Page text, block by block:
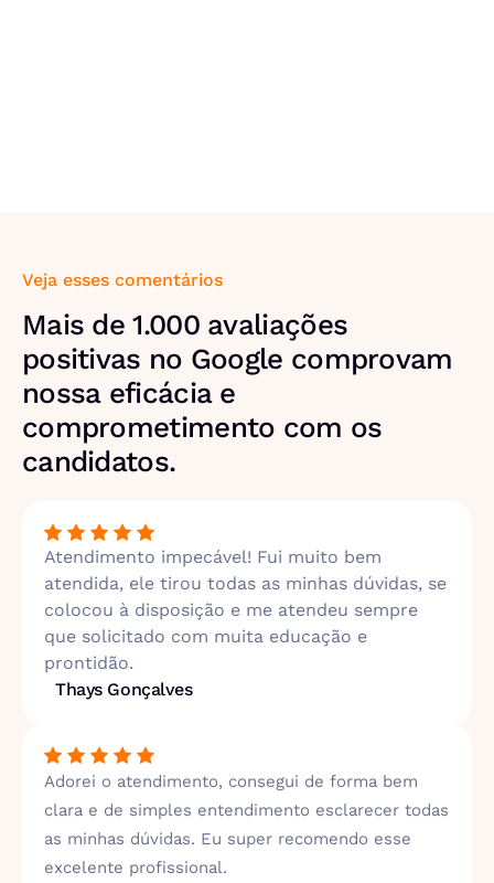
Veja esses comentários
Mais de 1.000 avaliações
positivas no Google comprovam
nossa eficácia e
comprometimento com os
candidatos.
Atendimento impecável! Fui muito bem
atendida, ele tirou todas as minhas dúvidas, se
colocou à disposição e me atendeu sempre
que solicitado com muita educação e
prontidão.
Thays Gonçalves
Adorei o atendimento, consegui de forma bem
clara e de simples entendimento esclarecer todas
as minhas dúvidas. Eu super recomendo esse
excelente profissional.